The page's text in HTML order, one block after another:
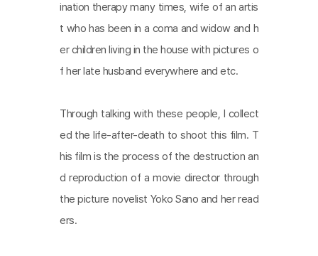
ination therapy many times, wife of an artis
t who has been in a coma and widow and h
er children living in the house with pictures o
f her late husband everywhere and etc.
Through talking with these people, I collect
ed the life-after-death to shoot this film. T
his film is the process of the destruction an
d reproduction of a movie director through
the picture novelist Yoko Sano and her read
ers.